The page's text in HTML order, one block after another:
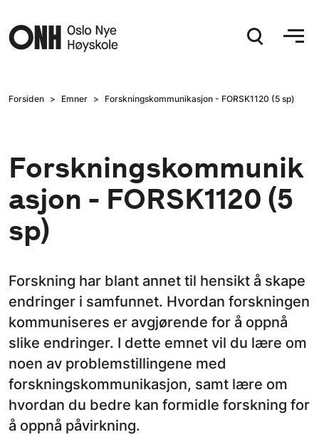
Forsiden Emner Forskningskommunikasjon - FORSK1120 (5 sp)
Forskningskommunik
asjon - FORSK1120 (5
sp)
Forskning har blant annet til hensikt å skape
endringer i samfunnet. Hvordan forskningen
kommuniseres er avgjørende for å oppnå
slike endringer. I dette emnet vil du lære om
noen av problemstillingene med
forskningskommunikasjon, samt lære om
hvordan du bedre kan formidle forskning for
å oppnå påvirkning.